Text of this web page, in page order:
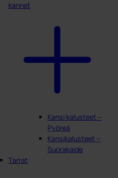
kannet
Kansi kalusteet –
Pyöreä
Kansikalusteet –
Suorakaide
Tarrat